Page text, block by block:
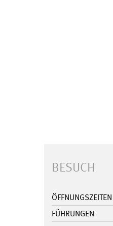
BESUCH
FÜHRUNGEN